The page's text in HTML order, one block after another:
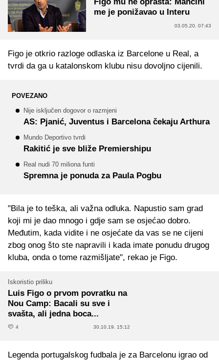
me je ponižavao u Interu
03.05.20. 07:43
Figo je otkrio razloge odlaska iz Barcelone u Real, a
tvrdi da ga u katalonskom klubu nisu dovoljno cijenili.
POVEZANO
Nije isključen dogovor o razmjeni
AS: Pjanić, Juventus i Barcelona čekaju Arthura
Mundo Deportivo tvrdi
Rakitić je sve bliže Premiershipu
Real nudi 70 miliona funti
Spremna je ponuda za Paula Pogbu
"Bila je to teška, ali važna odluka. Napustio sam grad
koji mi je dao mnogo i gdje sam se osjećao dobro.
Međutim, kada vidite i ne osjećate da vas se ne cijeni
zbog onog što ste napravili i kada imate ponudu drugog
kluba, onda o tome razmišljate", rekao je Figo.
Iskoristio priliku
Luis Figo o prvom povratku na
Nou Camp: Bacali su sve i
svašta, ali jedna boca...
4 30.10.19. 15:12
Legenda portugalskog fudbala je za Barcelonu igrao od